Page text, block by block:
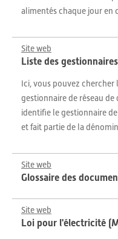
alimentés chaque jour en
Site web
Liste des
Ici, vous pouvez
gestionnaire de réseau
identifie le gestionnaire
et fait partie de la
Site web
Glossaire des
Site web
Loi pour l'électricité